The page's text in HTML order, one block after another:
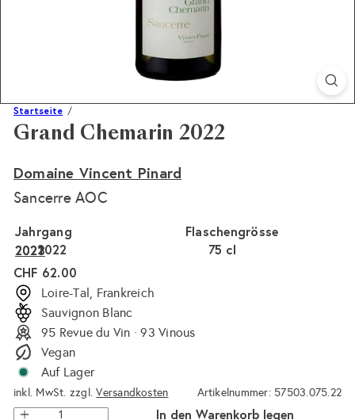
Startseite
Grand Chemarin 2022
Domaine Vincent Pinard
Sancerre AOC
Flaschengrösse
75 cl
Jahrgang
2022
2023
2021
Normaler
Preis
CHF 62.00
Loire-Tal, Frankreich
Sauvignon Blanc
95 Revue du Vin · 93 Vinous
Vegan
Auf Lager
inkl. MwSt. zzgl.Versandkosten Artikelnummer: 57503.075.22
In den Warenkorb legen